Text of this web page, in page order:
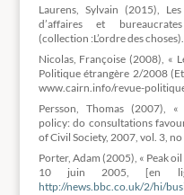
Laurens, Sylvain (2015),
d’affaires et
(collection :L’ordre des choses).
Nicolas, Françoise (2008), «
Politique étrangère 2/2008
www.cairn.info/revue-
Persson, Thomas (2007),
policy: do consultations
of Civil Society, 2007, vol. 3,
Porter, Adam (2005), « Peak
10 juin 2005, [en
http://news.bbc.co.uk/2/hi/